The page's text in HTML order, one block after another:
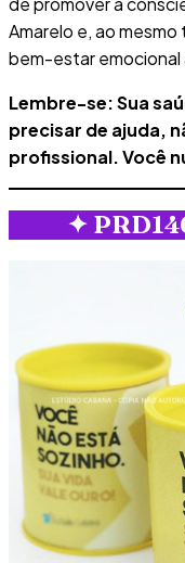
Amarelo e, ao
bem-estar
Lembre-se: Sua
precisar de ajuda,
profissional. Você
✦